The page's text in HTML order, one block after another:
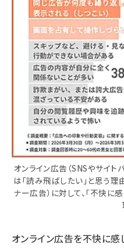
オンライン広告（SNSやサイト
は「読み飛ばしたい」と思う理
ナー広告）に対して、「不快に
オンライン広告を不快に感